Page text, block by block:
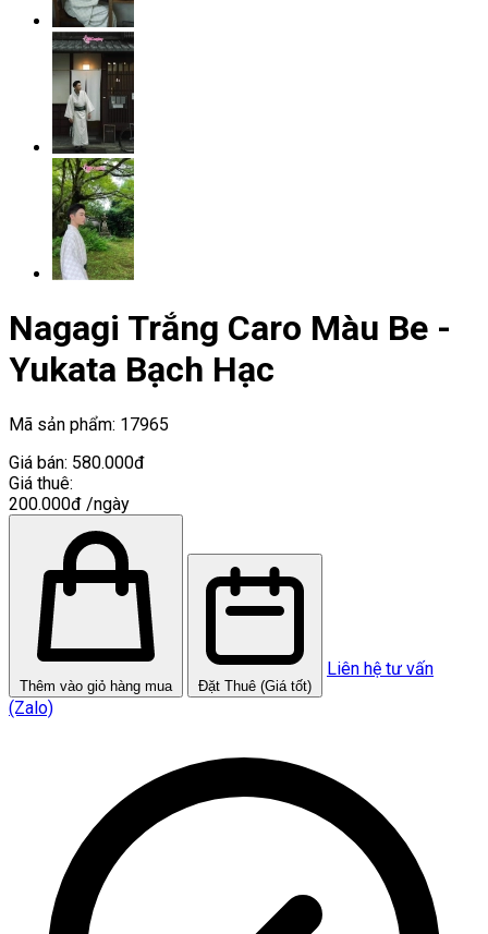
Nagagi Trắng Caro Màu Be -
Yukata Bạch Hạc
Mã sản phẩm: 17965
Giá bán: 580.000đ
Giá thuê:
200.000đ /ngày
Thêm vào giỏ hàng mua Đặt Thuê (Giá tốt)
Liên hệ tư vấn
(Zalo)